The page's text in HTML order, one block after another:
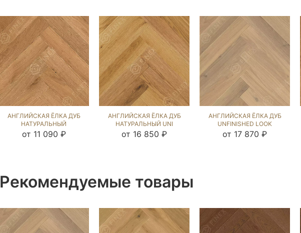
АНГЛИЙСКАЯ ЁЛКА ДУБ
НАТУРАЛЬНЫЙ
(BRUSHED) 213492
от 11 090 ₽
АНГЛИЙСКАЯ ЁЛКА ДУБ
НАТУРАЛЬНЫЙ UNI
(BRUSHED) 213174
от 16 850 ₽
АНГЛИЙСКАЯ ЁЛКА ДУБ
UNFINISHED LOOK
(BRUSHED) 102546
от 17 870 ₽
Рекомендуемые товары